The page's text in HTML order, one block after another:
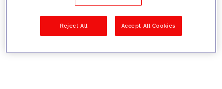
personalização e metodologias
CRO para maximizar visibilidade,
engagement e conversão.
Reject All Accept All Cookies